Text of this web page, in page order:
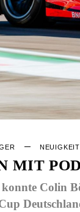
MIT
Colin